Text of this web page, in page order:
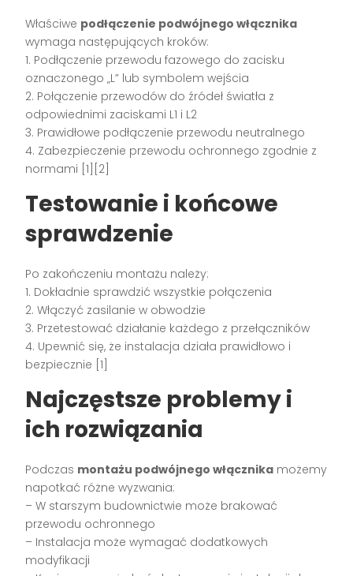
Właściwe podłączenie podwójnego włącznika
wymaga następujących kroków:
1. Podłączenie przewodu fazowego do zacisku
oznaczonego „L” lub symbolem wejścia
2. Połączenie przewodów do źródeł światła z
odpowiednimi zaciskami L1 i L2
3. Prawidłowe podłączenie przewodu neutralnego
4. Zabezpieczenie przewodu ochronnego zgodnie z
normami [1][2]
Testowanie i końcowe
sprawdzenie
Po zakończeniu montażu należy:
1. Dokładnie sprawdzić wszystkie połączenia
2. Włączyć zasilanie w obwodzie
3. Przetestować działanie każdego z przełączników
4. Upewnić się, że instalacja działa prawidłowo i
bezpiecznie [1]
Najczęstsze problemy i
ich rozwiązania
Podczas montażu podwójnego włącznika możemy
napotkać różne wyzwania:
– W starszym budownictwie może brakować
przewodu ochronnego
– Instalacja może wymagać dodatkowych
modyfikacji